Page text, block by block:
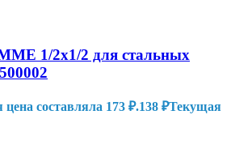
1/2х1/2 для стальных
составляла 173 ₽.138 ₽Текущая